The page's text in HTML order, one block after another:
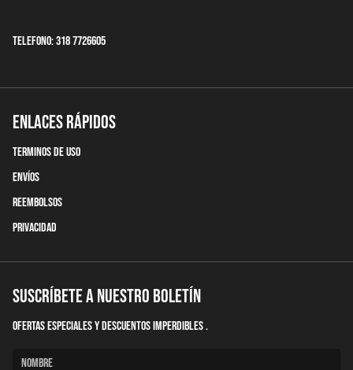
Telefono: 318 7726605
Enlaces Rápidos
terminos de uso
Envíos
Reembolsos
Privacidad
Suscríbete a nuestro boletín
Ofertas Especiales y descuentos imperdibles .